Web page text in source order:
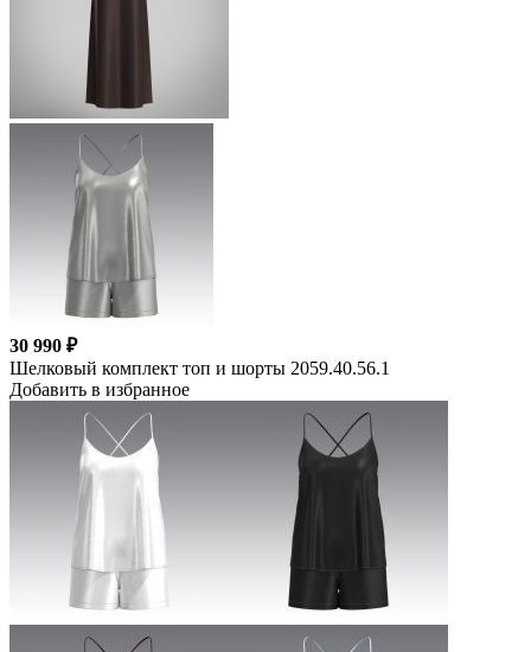
30 990 ₽
Шелковый комплект топ и шорты 2059.40.56.1
Добавить в избранное